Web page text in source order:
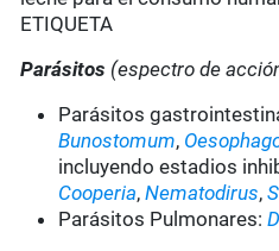
ETIQUETA
Parásitos (espectro de
Parásitos
Bunostomum,
incluyendo estadios
Cooperia,Nematodirus,
Parásitos Pulmonares: